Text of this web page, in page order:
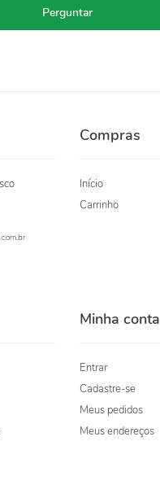
Perguntar
Compras
Início
Carrinho
Minha conta
Entrar
Cadastre-se
Meus pedidos
Meus endereços